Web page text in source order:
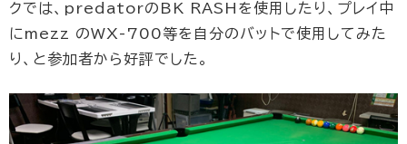
クでは、predatorのBK RASHを使用したり、プレイ中
にmezz のWX-700等を自分のバットで使用してみた
り、と参加者から好評でした。